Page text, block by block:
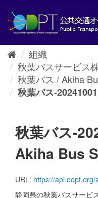
し
組織
秋葉バスサービス
秋葉バス / Akiha
秋葉バス-
秋葉バス-
Akiha Bus
URL: https://api.odpt.org/api/v4/files/odpt/AkihaBusService/
静岡県の秋葉バスサービ